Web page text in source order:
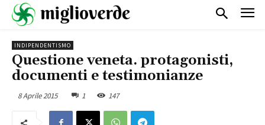
INDIPENDENTISMO
Questione veneta. protagonisti,
documenti e testimonianze
8 Aprile 2015 1 147